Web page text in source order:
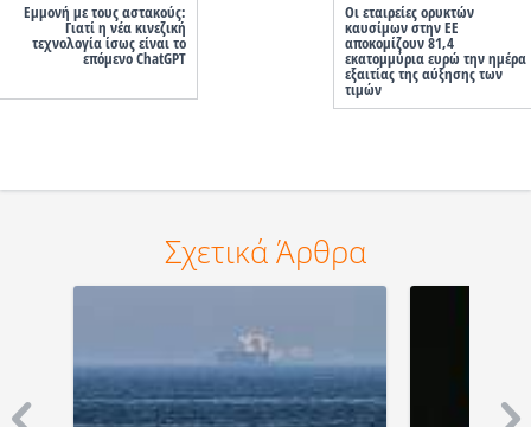
Εμμονή με τους αστακούς:
Γιατί η νέα κινεζική
τεχνολογία ίσως είναι το
επόμενο ChatGPT
Οι εταιρείες ορυκτών
καυσίμων στην ΕΕ
αποκομίζουν 81,4
εκατομμύρια ευρώ την ημέρα
εξαιτίας της αύξησης των
τιμών
Σχετικά Άρθρα